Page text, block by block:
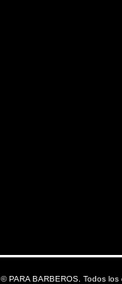
©PARA BARBEROS. Todos los